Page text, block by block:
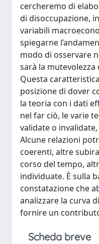
cercheremo di
di disoccupazione,
variabili
spiegarne
modo di osservare
sarà la
Questa
posizione di dover
la teoria con i dati
nel far ciò, le varie
validate o
Alcune relazioni
coerenti, altre
corso del tempo,
individuate. È sulla
constatazione che
analizzare la curva
fornire un
Scheda breve